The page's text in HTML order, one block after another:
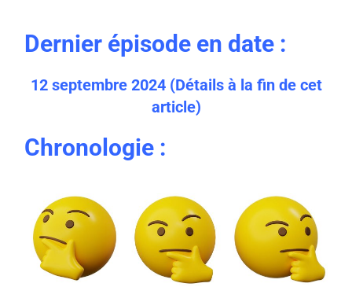
Dernier épisode en date :
12 septembre 2024 (Détails à la fin de cet
article)
Chronologie :